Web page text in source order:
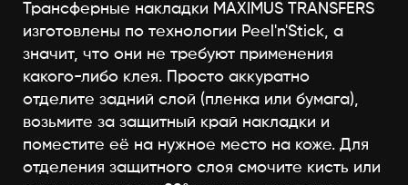
Трансферные накладки MAXIMUS TRANSFERS
изготовлены по технологии Peel'n'Stick, а
значит, что они не требуют применения
какого-либо клея. Просто аккуратно
отделите задний слой (пленка или бумага),
возьмите за защитный край накладки и
поместите её на нужное место на коже. Для
отделения защитного слоя смочите кисть или